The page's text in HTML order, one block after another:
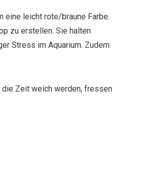
eine leicht rote/braune Farbe.
zu erstellen. Sie halten
Stress im Aquarium. Zudem
die Zeit weich werden, fressen